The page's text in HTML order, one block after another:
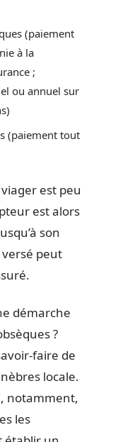
(paiement
à la
;
ou annuel sur
(paiement tout
est peu
est alors
son
peut
démarche
?
faire de
locale.
notamment,
les